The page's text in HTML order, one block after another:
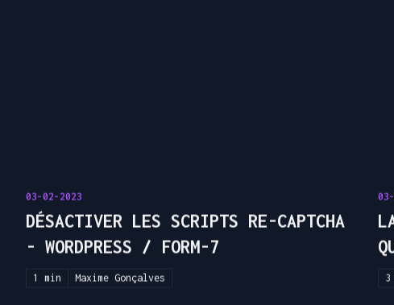
03-02-2023
DÉSACTIVER LES SCRIPTS RE-CAPTCHA
- WORDPRESS / FORM-7
1 min Maxime Gonçalves 3